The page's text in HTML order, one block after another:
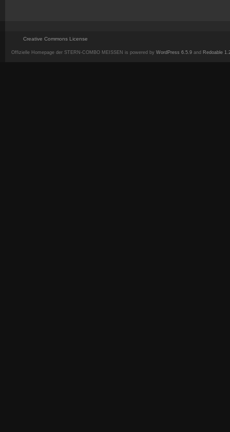
Creative Commons License
Offizielle Homepage der STERN-COMBO MEISSEN is powered by WordPress 6.5.9 and Redoable